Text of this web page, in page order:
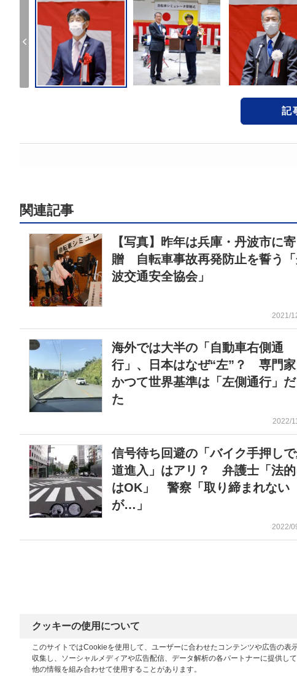
記
関連記事
【写真】昨年は兵庫・丹波市に寄
贈 自転車事故再発防止を誓う
波交通安全協会」
2021/
海外では大半の「自動車右側通
行」、日本はなぜ“左”？ 専門
かつて世界基準は「左側通行」
た
2022/
信号待ち回避の「バイク手押し
道進入」はアリ？ 弁護士「法
はOK」 警察「取り締まれない
が…」
2022/
クッキーの使用について
このサイトではCookieを使用して、ユーザーに合わせたコンテンツや広告の
収集し、ソーシャルメディアや広告配信、データ解析の各パートナーに提供し
他の情報を組み合わせて使用することがあります。